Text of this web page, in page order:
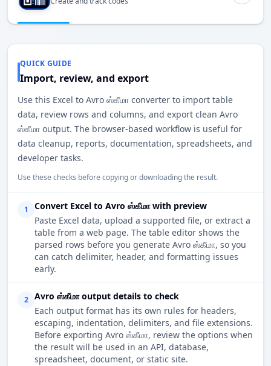
QUICK GUIDE
Import, review, and export
Use this Excel to Avro ஸ்கீமா converter to import table
data, review rows and columns, and export clean Avro
ஸ்கீமா output. The browser-based workflow is useful for
data cleanup, reports, documentation, spreadsheets, and
developer tasks.
Use these checks before copying or downloading the result.
1
Convert Excel to Avro ஸ்கீமா with preview
Paste Excel data, upload a supported file, or extract a
table from a web page. The table editor shows the
parsed rows before you generate Avro ஸ்கீமா, so you
can catch delimiter, header, and formatting issues
early.
2
Avro ஸ்கீமா output details to check
Each output format has its own rules for headers,
escaping, indentation, delimiters, and file extensions.
Before exporting Avro ஸ்கீமா, review the options when
the result will be used in an API, database,
spreadsheet, document, or static site.